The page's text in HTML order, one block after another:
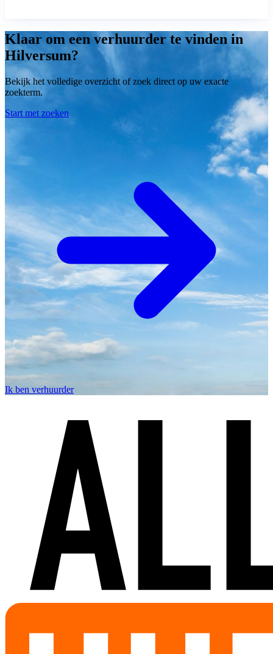
Klaar om een verhuurder te vinden in
Hilversum?
Bekijk het volledige overzicht of zoek direct op uw exacte
zoekterm.
Start met zoeken
Ik ben verhuurder